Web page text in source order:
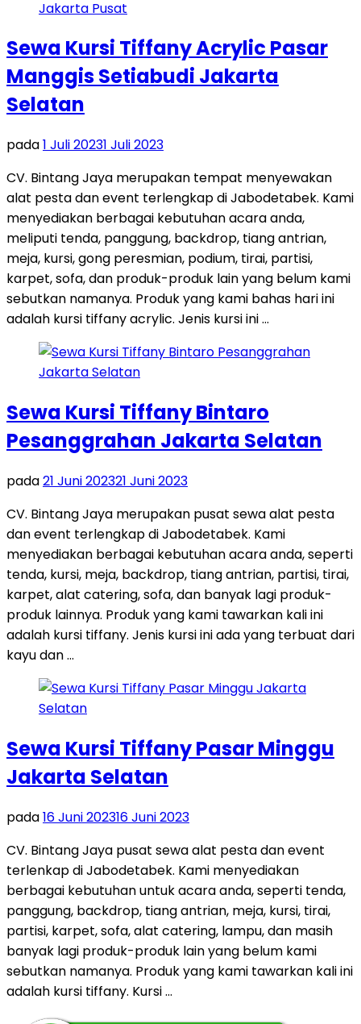
Sewa Kursi Tiffany Acrylic Pasar
Manggis Setiabudi Jakarta
Selatan
pada1 Juli 20231 Juli 2023
CV. Bintang Jaya merupakan tempat menyewakan
alat pesta dan event terlengkap di Jabodetabek. Kami
menyediakan berbagai kebutuhan acara anda,
meliputi tenda, panggung, backdrop, tiang antrian,
meja, kursi, gong peresmian, podium, tirai, partisi,
karpet, sofa, dan produk-produk lain yang belum kami
sebutkan namanya. Produk yang kami bahas hari ini
adalah kursi tiffany acrylic. Jenis kursi ini …
Sewa Kursi Tiffany Bintaro
Pesanggrahan Jakarta Selatan
pada21 Juni 202321 Juni 2023
CV. Bintang Jaya merupakan pusat sewa alat pesta
dan event terlengkap di Jabodetabek. Kami
menyediakan berbagai kebutuhan acara anda, seperti
tenda, kursi, meja, backdrop, tiang antrian, partisi, tirai,
karpet, alat catering, sofa, dan banyak lagi produk-
produk lainnya. Produk yang kami tawarkan kali ini
adalah kursi tiffany. Jenis kursi ini ada yang terbuat dari
kayu dan …
Sewa Kursi Tiffany Pasar Minggu
Jakarta Selatan
pada16 Juni 202316 Juni 2023
CV. Bintang Jaya pusat sewa alat pesta dan event
terlenkap di Jabodetabek. Kami menyediakan
berbagai kebutuhan untuk acara anda, seperti tenda,
panggung, backdrop, tiang antrian, meja, kursi, tirai,
partisi, karpet, sofa, alat catering, lampu, dan masih
banyak lagi produk-produk lain yang belum kami
sebutkan namanya. Produk yang kami tawarkan kali ini
adalah kursi tiffany. Kursi …